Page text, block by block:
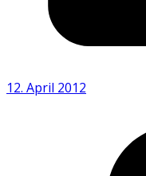
12. April 2012